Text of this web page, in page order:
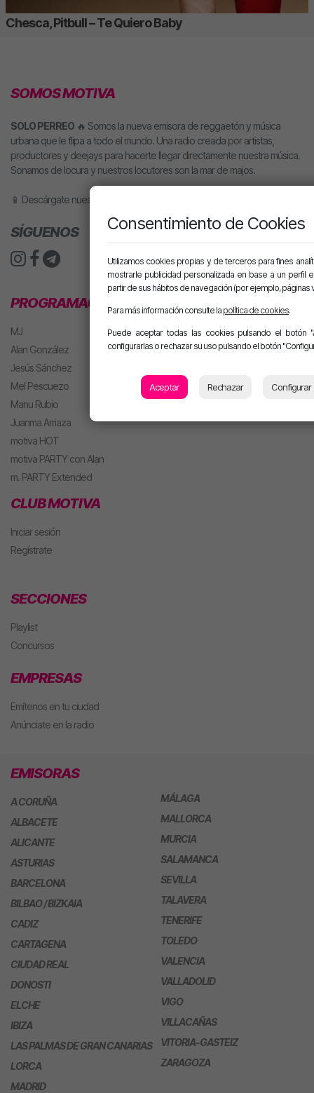
Chesca, Pitbull – Te Quiero Baby
SOMOS MOTIVA
SOLO PERREO 🔥 Somos la nueva emisora de reggaetón y música
urbana que le flipa a todo el mundo. Una radio creada por artistas,
productores y deejays para hacerte llegar directamente nuestra música.
Sonamos de locura y nuestros locutores son la mar de majos.
📱 Descárgate nuestra app o pídele motiva a tu altavoz inteligente.
SÍGUENOS
PROGRAMACIÓN
MJ
Alan González
Jesús Sánchez
Mel Pescuezo
Manu Rubio
Juanma Arriaza
motiva HOT
motiva PARTY con Alan
m. PARTY Extended
CLUB MOTIVA
Iniciar sesión
Regístrate
SECCIONES
Playlist
Concursos
EMPRESAS
Emítenos en tu ciudad
Anúnciate en la radio
EMISORAS
A CORUÑA
ALBACETE
ALICANTE
ASTURIAS
BARCELONA
BILBAO / BIZKAIA
CADIZ
CARTAGENA
CIUDAD REAL
DONOSTI
ELCHE
IBIZA
LAS PALMAS DE GRAN CANARIAS
LORCA
MADRID
MÁLAGA
MALLORCA
MURCIA
SALAMANCA
SEVILLA
TALAVERA
TENERIFE
TOLEDO
VALENCIA
VALLADOLID
VIGO
VILLACAÑAS
VITORIA-GASTEIZ
ZARAGOZA
Consentimiento de Cookies
Utilizamos cookies propias y de terceros para fines
mostrarle publicidad personalizada en base a un perfil
partir de sus hábitos de navegación (por ejemplo, páginas
Para más información consulte la política de cookies.
Puede aceptar todas las cookies pulsando el botón
configurarlas o rechazar su uso pulsando el botón
Aceptar Rechazar Configurar